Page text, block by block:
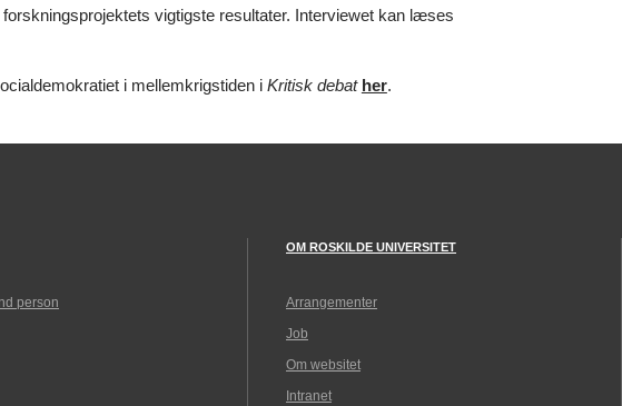
vigtigste resultater. Interviewet kan læses
i mellemkrigstiden i Kritisk debat her.
person
OM ROSKILDE UNIVERSITET
Arrangementer
Job
Om websitet
Intranet